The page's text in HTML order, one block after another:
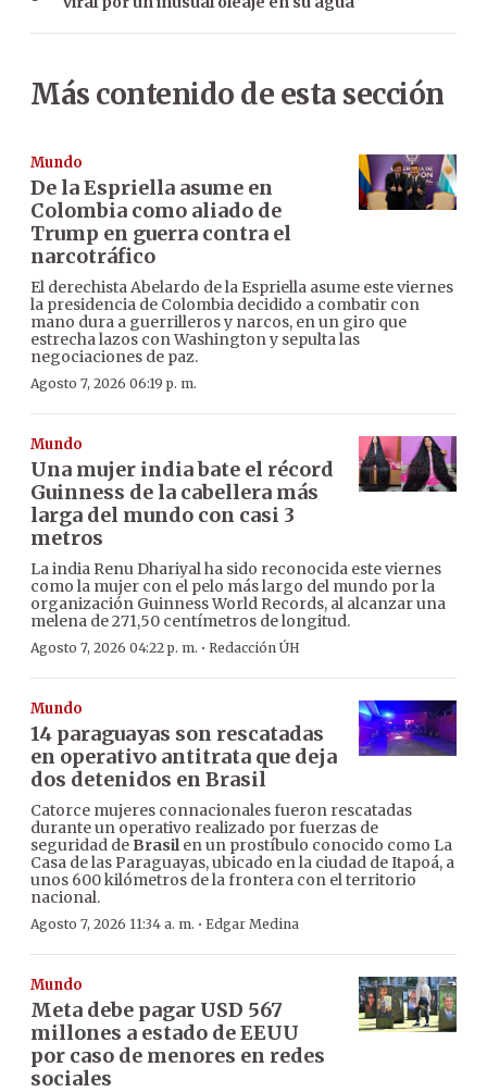
Más contenido de esta sección
Mundo
De la Espriella asume en
Colombia como aliado de
Trump en guerra contra el
narcotráfico
El derechista Abelardo de la Espriella asume este viernes
la presidencia de Colombia decidido a combatir con
mano dura a guerrilleros y narcos, en un giro que
estrecha lazos con Washington y sepulta las
negociaciones de paz.
Agosto 7, 2026 06:19 p. m.
Mundo
Una mujer india bate el récord
Guinness de la cabellera más
larga del mundo con casi 3
metros
La india Renu Dhariyal ha sido reconocida este viernes
como la mujer con el pelo más largo del mundo por la
organización Guinness World Records, al alcanzar una
melena de 271,50 centímetros de longitud.
Agosto 7, 2026 04:22 p. m. · Redacción ÚH
Mundo
14 paraguayas son rescatadas
en operativo antitrata que deja
dos detenidos en Brasil
Catorce mujeres connacionales fueron rescatadas
durante un operativo realizado por fuerzas de
seguridad de Brasilen un prostíbulo conocido como La
Casa de las Paraguayas, ubicado en la ciudad de Itapoá, a
unos 600 kilómetros de la frontera con el territorio
nacional.
Agosto 7, 2026 11:34 a. m. · Edgar Medina
Mundo
Meta debe pagar USD 567
millones a estado de EEUU
por caso de menores en redes
sociales